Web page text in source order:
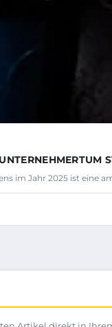
im Jahr 2025 ist eine